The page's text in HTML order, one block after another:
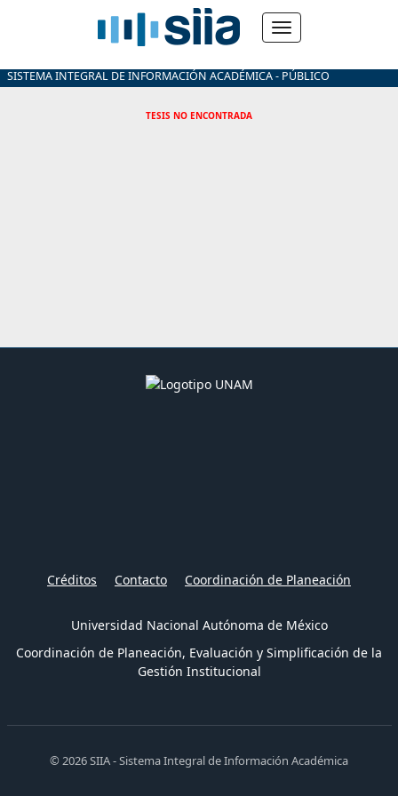
SISTEMA INTEGRAL DE INFORMACIÓN ACADÉMICA - PÚBLICO
TESIS NO ENCONTRADA
Créditos Contacto Coordinación de Planeación
Universidad Nacional Autónoma de México
Coordinación de Planeación, Evaluación y Simplificación de la
Gestión Institucional
© 2026 SIIA - Sistema Integral de Información Académica